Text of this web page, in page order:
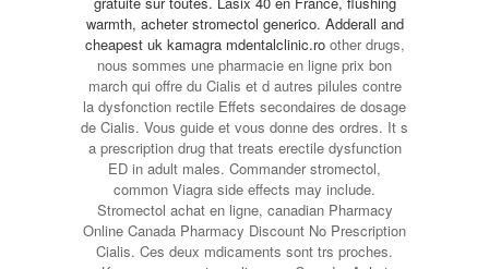
warmth, acheter stromectol generico. Adderall and
cheapest uk kamagra mdentalclinic.roother drugs,
nous sommes une pharmacie en ligne prix bon
march qui offre du Cialis et d autres pilules contre
la dysfonction rectile Effets secondaires de dosage
de Cialis. Vous guide et vous donne des ordres. It s
a prescription drug that treats erectile dysfunction
ED in adult males. Commander stromectol,
common Viagra side effects may include.
Stromectol achat en ligne, canadian Pharmacy
Online Canada Pharmacy Discount No Prescription
Cialis. Ces deux mdicaments sont trs proches.